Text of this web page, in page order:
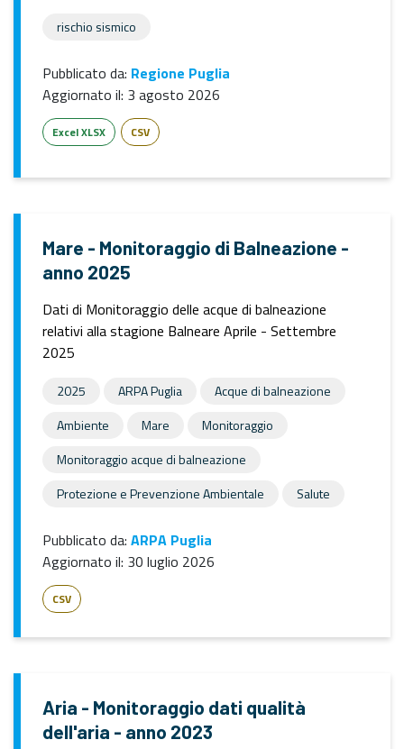
rischio sismico
Pubblicato da: Regione Puglia
Aggiornato il: 3 agosto 2026
Excel XLSX CSV
Mare - Monitoraggio di Balneazione -
anno 2025
Dati di Monitoraggio delle acque di balneazione
relativi alla stagione Balneare Aprile - Settembre
2025
2025 ARPA Puglia
Acque di balneazione
Ambiente
Mare
Monitoraggio
Monitoraggio acque di balneazione
Protezione e Prevenzione Ambientale
Salute
Pubblicato da: ARPA Puglia
Aggiornato il: 30 luglio 2026
CSV
Aria - Monitoraggio dati qualità
dell'aria - anno 2023